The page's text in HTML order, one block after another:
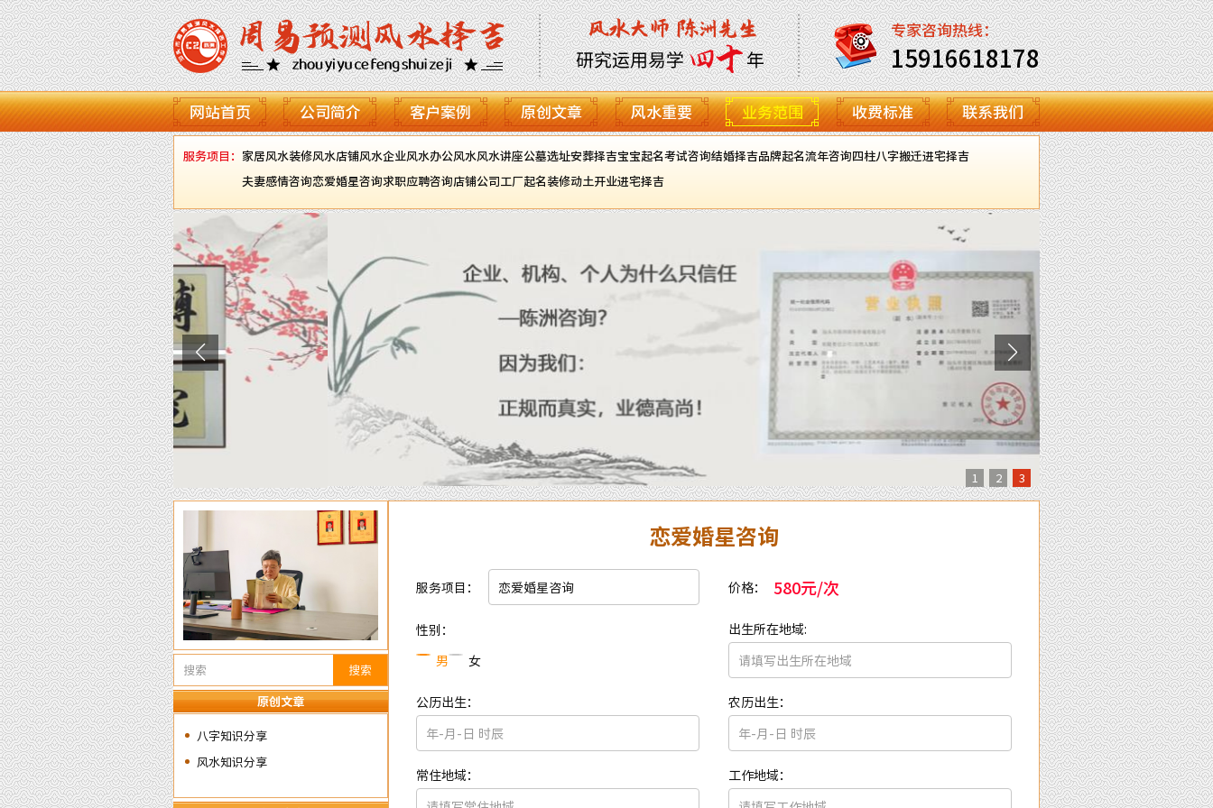
专家咨询热线：
15916618178
网站首页 公司简介 客户案例 原创文章 风水重要 业务范围 收费标准 联系我们
服务项目： 家居风水装修风水店铺风水企业风水办公风水风水讲座公墓选址安葬择吉宝宝起名考试咨询结婚择吉品牌起名流年咨询四柱八字搬迁进宅择吉
夫妻感情咨询恋爱婚星咨询求职应聘咨询店铺公司工厂起名装修动土开业进宅择吉
1 2 3
搜索
原创文章
八字知识分享
风水知识分享
恋爱婚星咨询
服务项目： 价格： 580元/次
性别：
男
女
出生所在地域:
公历出生： 农历出生：
常住地域： 工作地域：